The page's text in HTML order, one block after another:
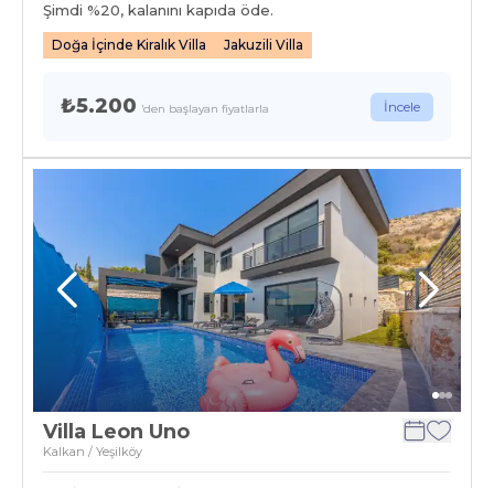
Şimdi %20, kalanını kapıda öde.
Doğa İçinde Kiralık Villa Jakuzili Villa
₺5.200 'den başlayan fiyatlarla İncele
Villa Leon Uno
Kalkan / Yeşilköy